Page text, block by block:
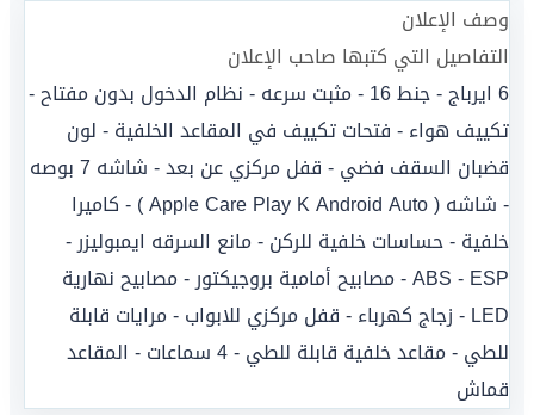
وصف الإعلان
التفاصيل التي كتبها صاحب الإعلان
6 ايرباج - جنط 16 - مثبت سرعه - نظام الدخول بدون مفتاح -
تكييف هواء - فتحات تكييف في المقاعد الخلفية - لون
قضبان السقف فضي - قفل مركزي عن بعد - شاشه 7 بوصه
- شاشه ( Apple Care Play K Android Auto ) - كاميرا
خلفية - حساسات خلفية للركن - مانع السرقه ايمبوليزر -
ABS - ESP - مصابيح أمامية بروجيكتور - مصابيح نهارية
LED - زجاج كهرباء - قفل مركزي للابواب - مرايات قابلة
للطي - مقاعد خلفية قابلة للطي - 4 سماعات - المقاعد
قماش